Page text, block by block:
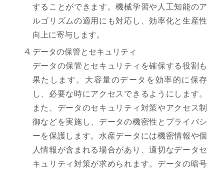
することができます。機械学習や人工知能のア
ルゴリズムの適用にも対応し、効率化と生産性
向上に寄与します。
データの保管とセキュリティ
データの保管とセキュリティを確保する役割も
果たします。大容量のデータを効率的に保存
し、必要な時にアクセスできるようにします。
また、データのセキュリティ対策やアクセス制
御などを実施し、データの機密性とプライバシ
ーを保護します。水産データには機密情報や個
人情報が含まれる場合があり、適切なデータセ
キュリティ対策が求められます。データの暗号